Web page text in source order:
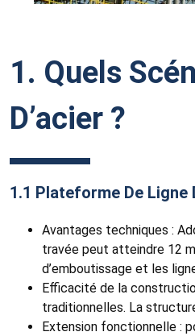
1. Quels
D’acier ?
1.1 Plateforme De
Avantages techniques :
travée peut atteindre 12
d’emboutissage et les
Efficacité de la
traditionnelles. La
Extension fonctionnelle :